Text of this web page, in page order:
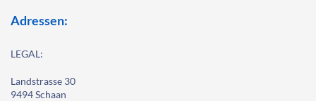
Adressen:
LEGAL:
Landstrasse 30
9494 Schaan